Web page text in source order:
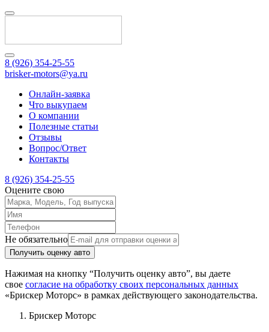
8 (926) 354-25-55
brisker-motors@ya.ru
Онлайн-заявка
Что выкупаем
О компании
Полезные статьи
Отзывы
Вопрос/Ответ
Контакты
8 (926) 354-25-55
Оцените свою
Не обязательно
Получить оценку авто
Нажимая на кнопку “Получить оценку авто”, вы даете
свое согласие на обработку своих персональных данных
«Брискер Моторс» в рамках действующего законодательства.
Брискер Моторс